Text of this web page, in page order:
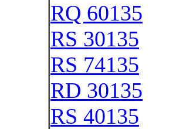
RQ 60135
RS 30135
RS 74135
RD 30135
RS 40135